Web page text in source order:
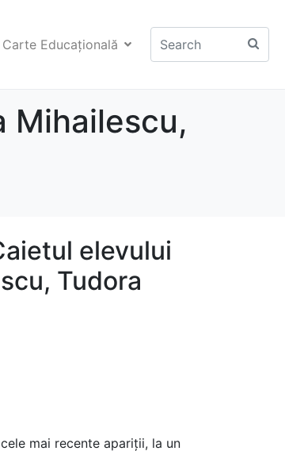
Carte Educaţională
Mihailescu,
elevului
Tudora
mai recente apariții, la un